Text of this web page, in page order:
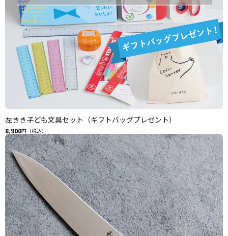
左きき子ども文具セット（ギフトバッグプレゼント）
8,900円（税込）